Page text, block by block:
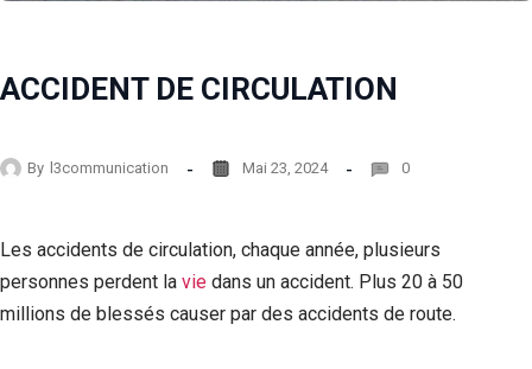
ACCIDENT DE CIRCULATION
By l3communication Mai 23, 2024 0
Les accidents de circulation, chaque année, plusieurs
personnes perdent la vie dans un accident. Plus 20 à 50
millions de blessés causer par des accidents de route.